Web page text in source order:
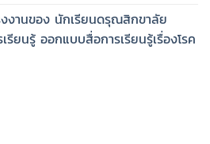
งงานของ นักเรียนดรุณสิกขาลัย
รียนรู้ ออกแบบสื่อการเรียนรู้เรื่องโรค